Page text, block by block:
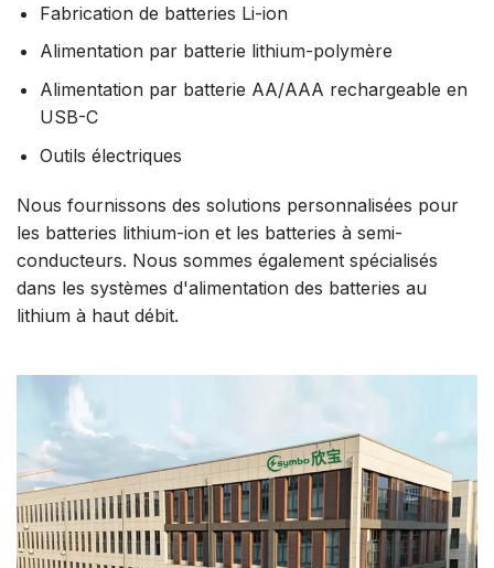
Fabrication de batteries Li-ion
Alimentation par batterie lithium-polymère
Alimentation par batterie AA/AAA rechargeable en
USB-C
Outils électriques
Nous fournissons des solutions personnalisées pour
les batteries lithium-ion et les batteries à semi-
conducteurs. Nous sommes également spécialisés
dans les systèmes d'alimentation des batteries au
lithium à haut débit.